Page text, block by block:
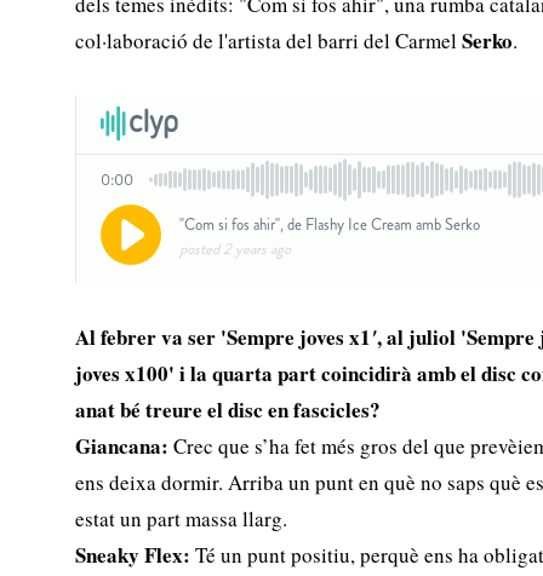
col·laboració de l'artista del barri del CarmelSerko.
Al febrer va ser 'Sempre joves x1', al juliol 'Sempre
joves x100' i la quarta part coincidirà amb el disc
anat bé treure el disc en fascicles?
Giancana: Crec que s’ha fet més gros del que
ens deixa dormir. Arriba un punt en què no saps què
estat un part massa llarg.
Sneaky Flex: Té un punt positiu, perquè ens ha